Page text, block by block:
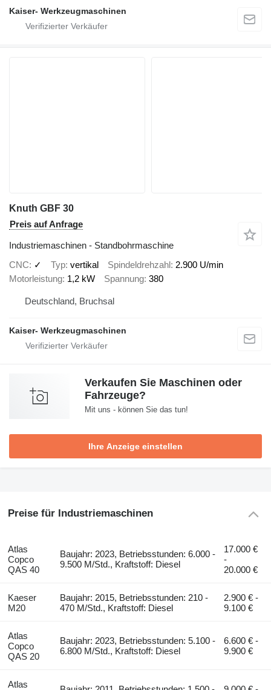
Kaiser- Werkzeugmaschinen
Knuth GBF 30
Preis auf Anfrage
Industriemaschinen - Standbohrmaschine
CNC
✓ Typ vertikal Spindeldrehzahl 2.900 U/min
Motorleistung 1,2 kW Spannung 380
Deutschland, Bruchsal
Kaiser- Werkzeugmaschinen
Verkaufen Sie Maschinen oder
Fahrzeuge?
Mit uns - können Sie das tun!
Ihre Anzeige einstellen
Preise für Industriemaschinen
Atlas
Copco
QAS 40
Baujahr: 2023, Betriebsstunden: 6.000 -
9.500 M/Std., Kraftstoff: Diesel
17.000 €
-
20.000 €
Kaeser
M20
Baujahr: 2015, Betriebsstunden: 210 -
470 M/Std., Kraftstoff: Diesel
2.900 € -
9.100 €
Atlas
Copco
QAS 20
Baujahr: 2023, Betriebsstunden: 5.100 -
6.800 M/Std., Kraftstoff: Diesel
6.600 € -
9.900 €
Atlas